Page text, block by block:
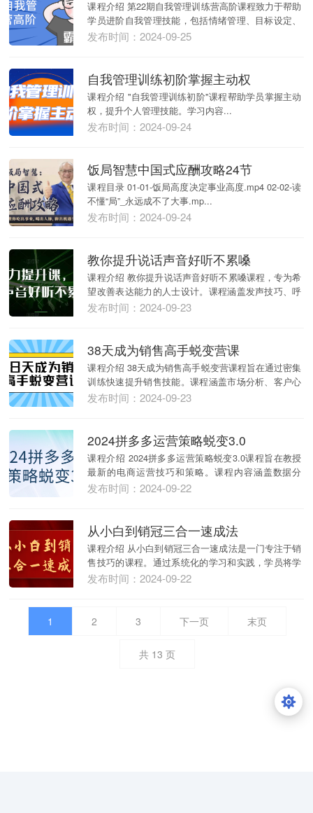
课程介绍 第22期自我管理训练营高阶课程致力于帮助
学员进阶自我管理技能，包括情绪管理、目标设定、
决策...
发布时间：2024-09-25
自我管理训练初阶掌握主动权
课程介绍 "自我管理训练初阶"课程帮助学员掌握主动
权，提升个人管理技能。学习内容...
发布时间：2024-09-24
饭局智慧中国式应酬攻略24节
课程目录 01-01-饭局高度决定事业高度.mp4 02-02-读
不懂“局”_永远成不了大事.mp...
发布时间：2024-09-24
教你提升说话声音好听不累嗓
课程介绍 教你提升说话声音好听不累嗓课程，专为希
望改善表达能力的人士设计。课程涵盖发声技巧、呼
吸控...
发布时间：2024-09-23
38天成为销售高手蜕变营课
课程介绍 38天成为销售高手蜕变营课程旨在通过密集
训练快速提升销售技能。课程涵盖市场分析、客户心
理、...
发布时间：2024-09-23
2024拼多多运营策略蜕变3.0
课程介绍 2024拼多多运营策略蜕变3.0课程旨在教授
最新的电商运营技巧和策略。课程内容涵盖数据分
析...
发布时间：2024-09-22
从小白到销冠三合一速成法
课程介绍 从小白到销冠三合一速成法是一门专注于销
售技巧的课程。通过系统化的学习和实践，学员将学
会销售...
发布时间：2024-09-22
1 2 3 下一页 末页
共 13 页